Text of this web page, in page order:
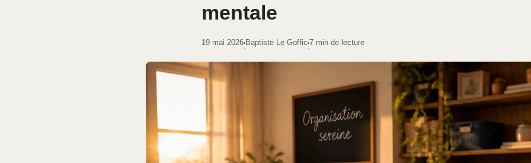
mentale
19 mai 2026
·
Baptiste Le Goffic
·
7 min de lecture